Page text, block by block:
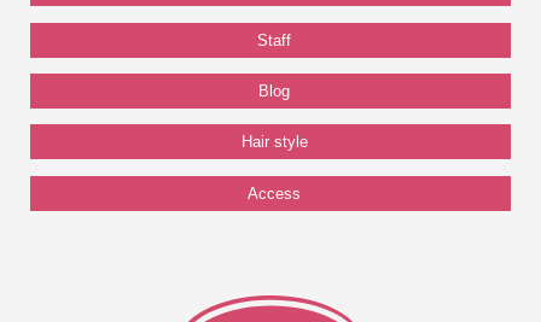
Staff
Blog
Hair style
Access